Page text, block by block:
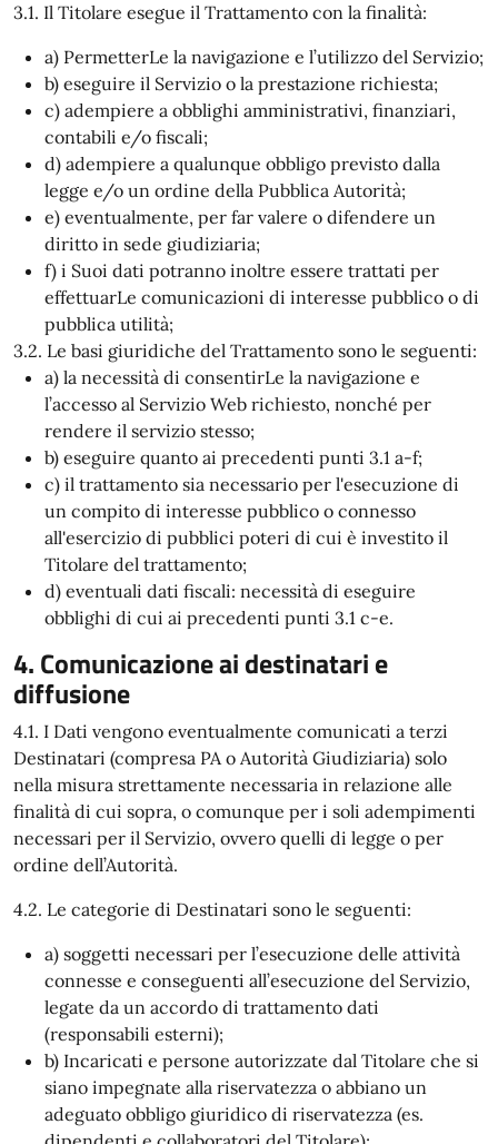
3.1. Il Titolare esegue il Trattamento con la finalità:
a) PermetterLe la navigazione e l’utilizzo del Servizio;
b) eseguire il Servizio o la prestazione richiesta;
c) adempiere a obblighi amministrativi, finanziari,
contabili e/o fiscali;
d) adempiere a qualunque obbligo previsto dalla
legge e/o un ordine della Pubblica Autorità;
e) eventualmente, per far valere o difendere un
diritto in sede giudiziaria;
f) i Suoi dati potranno inoltre essere trattati per
effettuarLe comunicazioni di interesse pubblico o di
pubblica utilità;
3.2. Le basi giuridiche del Trattamento sono le seguenti:
a) la necessità di consentirLe la navigazione e
l’accesso al Servizio Web richiesto, nonché per
rendere il servizio stesso;
b) eseguire quanto ai precedenti punti 3.1 a-f;
c) il trattamento sia necessario per l'esecuzione di
un compito di interesse pubblico o connesso
all'esercizio di pubblici poteri di cui è investito il
Titolare del trattamento;
d) eventuali dati fiscali: necessità di eseguire
obblighi di cui ai precedenti punti 3.1 c-e.
4. Comunicazione ai destinatari e
diffusione
4.1. I Dati vengono eventualmente comunicati a terzi
Destinatari (compresa PA o Autorità Giudiziaria) solo
nella misura strettamente necessaria in relazione alle
finalità di cui sopra, o comunque per i soli adempimenti
necessari per il Servizio, ovvero quelli di legge o per
ordine dell’Autorità.
4.2. Le categorie di Destinatari sono le seguenti:
a) soggetti necessari per l’esecuzione delle attività
connesse e conseguenti all’esecuzione del Servizio,
legate da un accordo di trattamento dati
(responsabili esterni);
b) Incaricati e persone autorizzate dal Titolare che si
siano impegnate alla riservatezza o abbiano un
adeguato obbligo giuridico di riservatezza (es.